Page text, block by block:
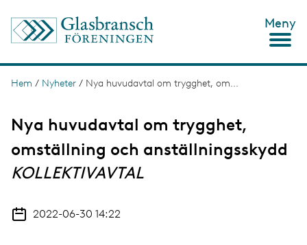
Meny
L
n
k
s
i
Hem / Nyheter / Nya huvudavtal om trygghet, om...
Nya huvudavtal om trygghet,
omställning och anställningsskydd
KOLLEKTIVAVTAL
2022-06-30 14:22